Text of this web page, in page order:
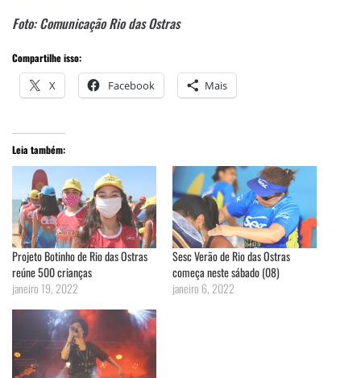
Foto: Comunicação Rio das Ostras
Compartilhe isso:
X Facebook Mais
Leia também:
Projeto Botinho de Rio das Ostras
reúne 500 crianças
janeiro 19, 2022
Sesc Verão de Rio das Ostras
começa neste sábado (08)
janeiro 6, 2022